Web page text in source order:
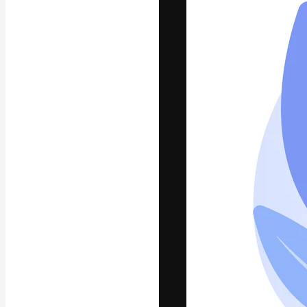
Platforma
najlepszych
Copyright © 2010-